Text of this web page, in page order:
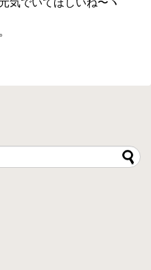
気でいてほしいね〜ヽ